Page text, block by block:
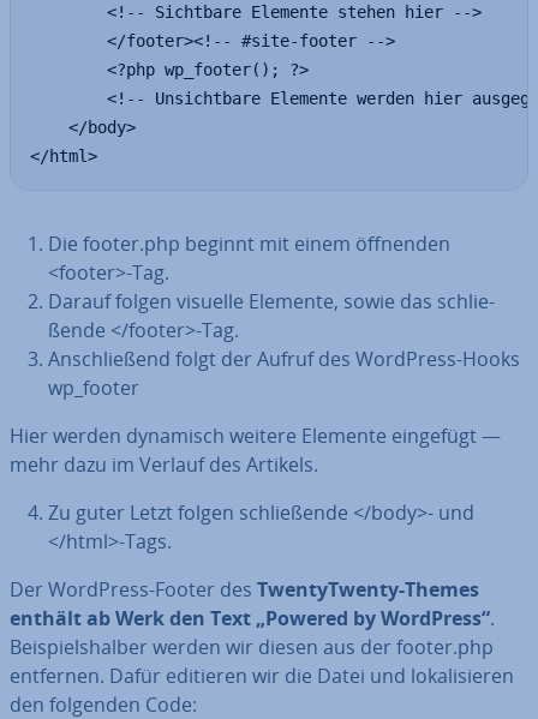
        <!-- Sichtbare Elemente stehen hier -->
        </footer><!-- #site-footer -->
        <?php wp_footer(); ?>
<!-- Unsichtbare Elemente werden hier
    </body>
</html>
Die footer.php beginnt mit einem öffnenden
<footer>-Tag.
Darauf folgen visuelle Elemente, sowie das schlie­
ßen­de </footer>-Tag.
An­schlie­ßend folgt der Aufruf des WordPress-Hooks
wp_footer
Hier werden dynamisch weitere Elemente eingefügt —
mehr dazu im Verlauf des Artikels.
Zu guter Letzt folgen schlie­ßen­de </body>- und
</html>-Tags.
Der WordPress-Footer des Twen­tyT­wen­ty-Themes
enthält ab Werk den Text „Powered by WordPress“.
Bei­spiels­hal­ber werden wir diesen aus der footer.php
entfernen. Dafür editieren wir die Datei und lo­ka­li­sie­ren
den folgenden Code: